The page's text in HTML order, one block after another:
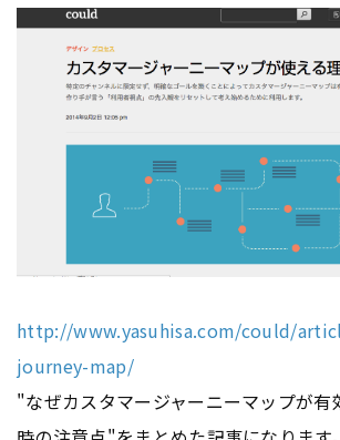
http://www.yasuhisa.com/could/
journey-map/
"なぜカスタマージャーニーマップが